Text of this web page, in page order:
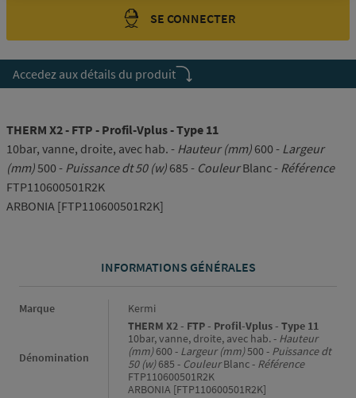
SE CONNECTER
Accedez aux détails du produit
THERM X2 - FTP - Profil-Vplus - Type 11
10bar, vanne, droite, avec hab. - Hauteur (mm) 600 - Largeur
(mm)500 - Puissance dt 50 (w) 685 - CouleurBlanc - Référence
FTP110600501R2K
ARBONIA [FTP110600501R2K]
INFORMATIONS GÉNÉRALES
Informations générales
Marque Kermi
Dénomination
THERM X2 - FTP - Profil-Vplus - Type 11
10bar, vanne, droite, avec hab. - Hauteur
(mm)600 - Largeur (mm)500 - Puissance dt
50 (w)685 - CouleurBlanc - Référence
FTP110600501R2K
ARBONIA [FTP110600501R2K]